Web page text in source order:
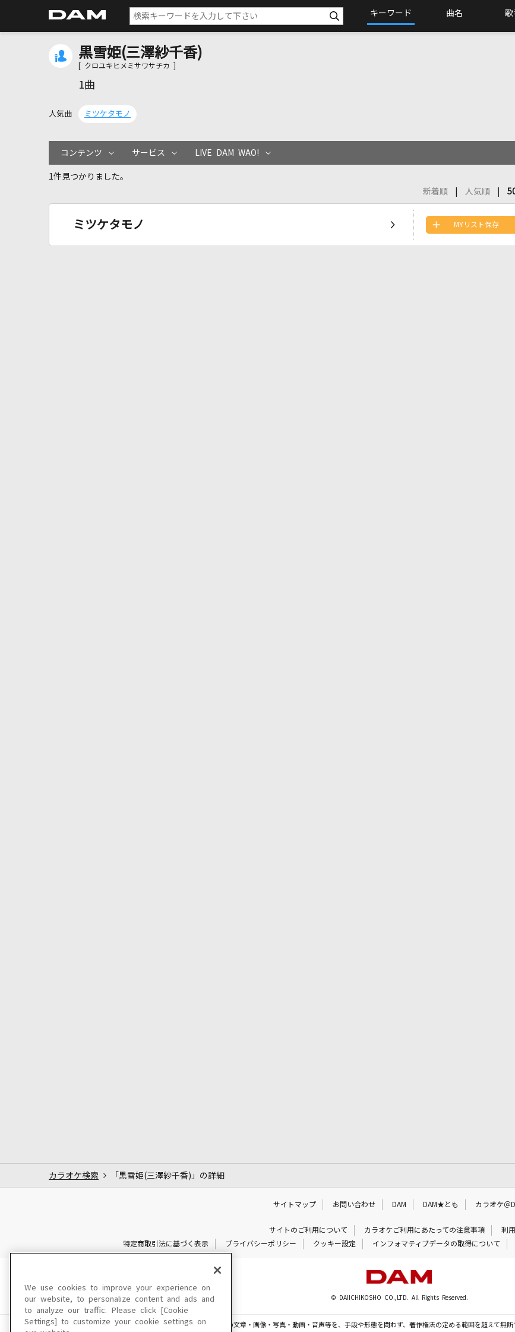
キーワード 曲名 歌
黒雪姫(三澤紗千香)
[ クロユキヒメミサワサチカ ]
1曲
人気曲 ミツケタモノ
コンテンツ サービス LIVE DAM WAO!
1件見つかりました。
新着順
人気順
ミツケタモノ MYリスト保存
カラオケ検索 「黒雪姫(三澤紗千香)」の詳細
サイトマップ お問い合わせ DAM DAM★とも カラオケ＠
サイトのご利用について カラオケご利用にあたっての注意事項
利
特定商取引法に基づく表示
プライバシーポリシー クッキー設定 インフォマティブデータの取得について
© DAIICHIKOSHO CO.,LTD. All Rights Reserved.
このサイトに掲載されている一切の文章・画像・写真・動画・音声等を、手段や形態を問わず、著作権法の定める範囲を超えて無
We use cookies to improve your experience on
our website, to personalize content and ads and
to analyze our traffic. Please click [Cookie
Settings] to customize your cookie settings on